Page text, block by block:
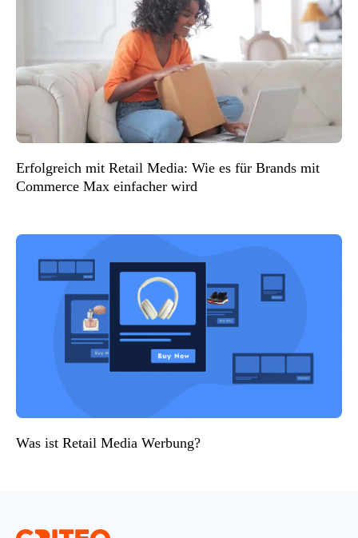
Erfolgreich mit Retail Media: Wie es für Brands mit
Commerce Max einfacher wird
Was ist Retail Media Werbung?